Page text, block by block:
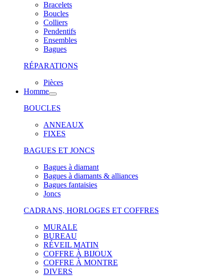
Bracelets
Boucles
Colliers
Pendentifs
Ensembles
Bagues
RÉPARATIONS
Pièces
Homme
BOUCLES
ANNEAUX
FIXES
BAGUES ET JONCS
Bagues à diamant
Bagues à diamants & alliances
Bagues fantaisies
Joncs
CADRANS, HORLOGES ET COFFRES
MURALE
BUREAU
RÉVEIL MATIN
COFFRE À BIJOUX
COFFRE À MONTRE
DIVERS